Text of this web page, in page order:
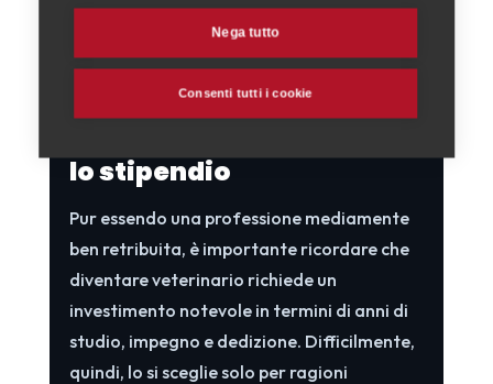
lo stipendio
Pur essendo una professione mediamente
ben retribuita, è importante ricordare che
diventare veterinario richiede un
investimento notevole in termini di anni di
studio, impegno e dedizione. Difficilmente,
quindi, lo si sceglie solo per ragioni
Nega tutto
Consenti tutti i cookie